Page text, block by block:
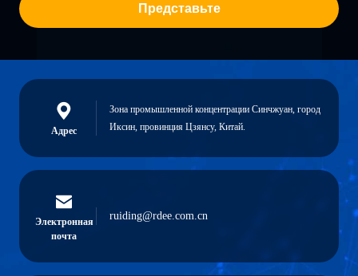
Представьте
Адрес
Зона промышленной концентрации Синчжуан, город
Иксин, провинция Цзянсу, Китай.
Электронная
почта
ruiding@rdee.com.cn